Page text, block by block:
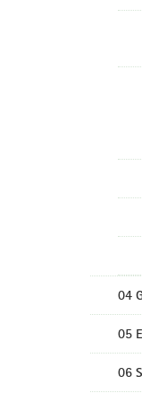
04
05
06